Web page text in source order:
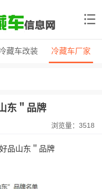
藏车改装 冷藏车厂家
东＂品牌
浏览量：3518
品山东＂品牌